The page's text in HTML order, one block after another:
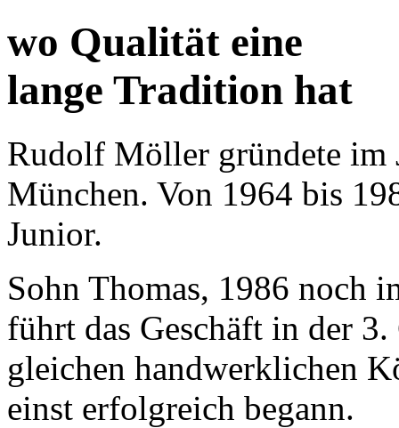
wo Qualität eine
lange Tradition hat
Rudolf Möller gründete im
München. Von 1964 bis
Junior.
Sohn Thomas, 1986 noch
führt das Geschäft in der
gleichen handwerklichen
einst erfolgreich begann.